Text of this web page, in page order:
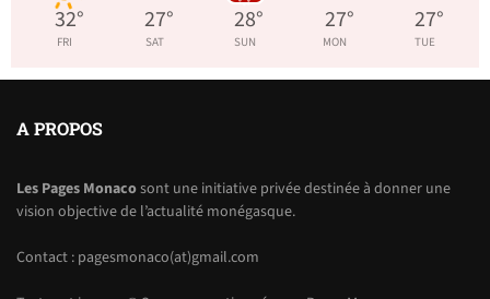
32°
FRI
27°
SAT
28°
SUN
27°
MON
27°
TUE
A PROPOS
Les Pages Monacosont une initiative privée destinée à donner une
vision objective de l’actualité monégasque.
Contact : pagesmonaco(at)gmail.com